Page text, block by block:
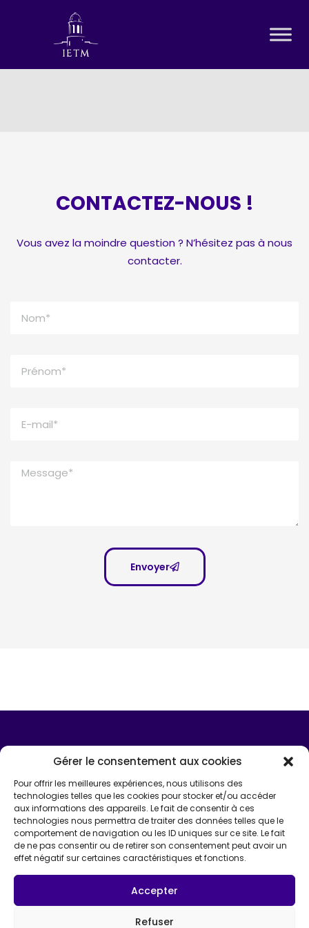
Gérer le consentement aux cookies
Pour offrir les meilleures expériences, nous utilisons des
technologies telles que les cookies pour stocker et/ou accéder
aux informations des appareils. Le fait de consentir à ces
technologies nous permettra de traiter des données telles que le
comportement de navigation ou les ID uniques sur ce site. Le fait
de ne pas consentir ou de retirer son consentement peut avoir un
effet négatif sur certaines caractéristiques et fonctions.
Accepter
Refuser
CONTACTEZ-NOUS !
Vous avez la moindre question ? N’hésitez pas à nous
contacter.
Envoyer
Tous droits réservés © Institut d'Étude du Travail de